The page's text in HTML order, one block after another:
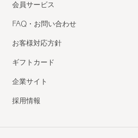
会員サービス
FAQ・お問い合わせ
お客様対応方針
ギフトカード
企業サイト
採用情報